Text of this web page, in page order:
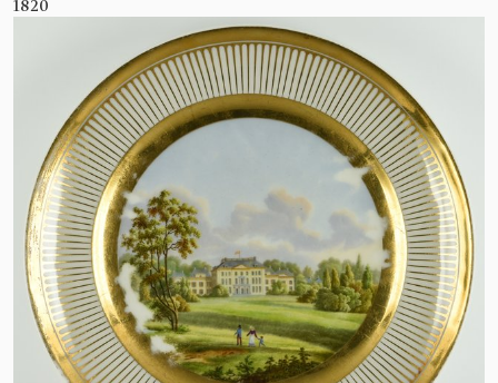
Bezoek deze wintermaanden Paleis Het
Loo, alles is in winterse sferen: van het
stallenplein tot aan het paleis is het een
feest van licht en versiering. De
monumentale boom op het stallenplein is
verlicht en de stallenlaan richting het
paleis is volledig versierd met
kerstbomen. Het paleis en de bassecour
(het voorplein) zijn prachtig uitgelicht.
1820